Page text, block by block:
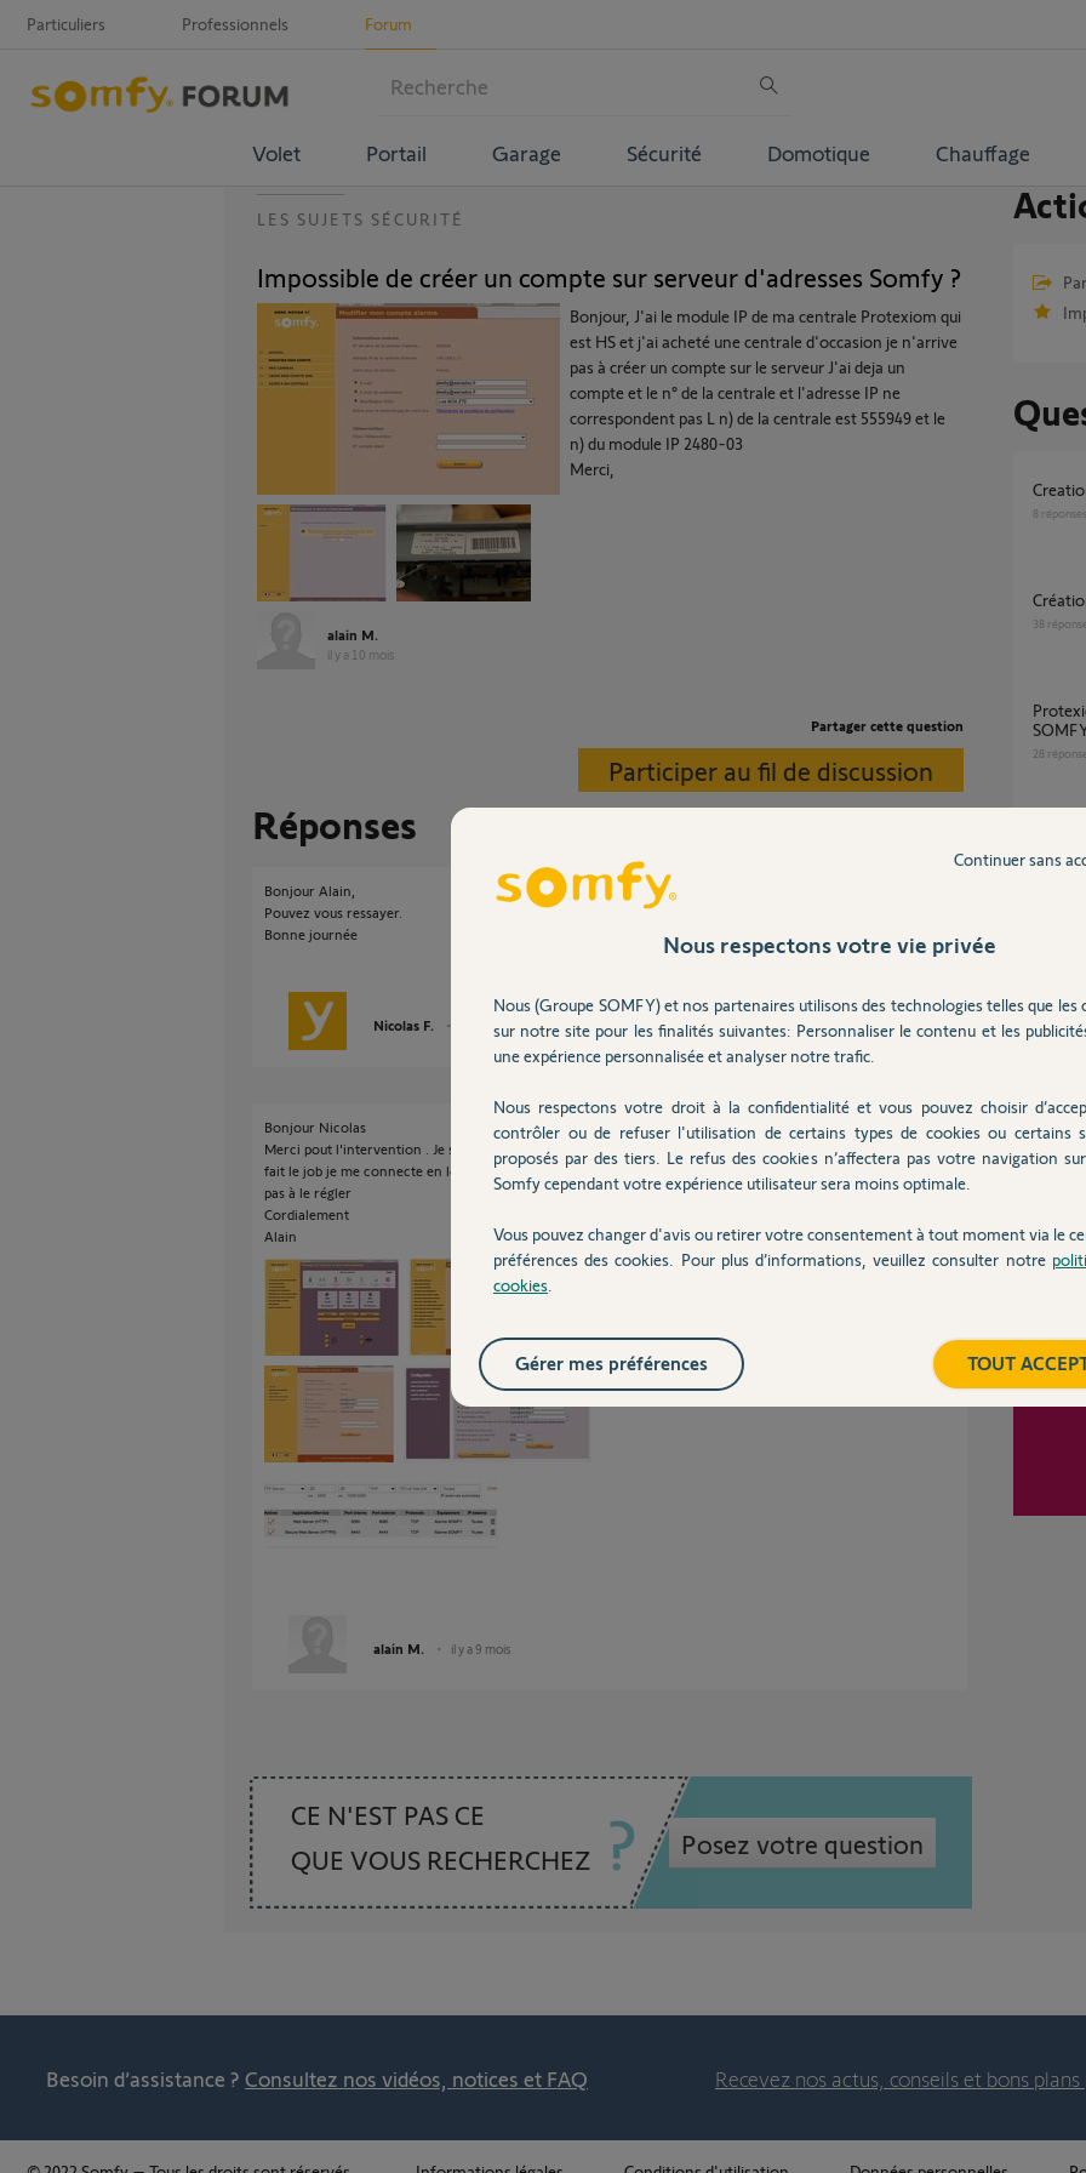
Particuliers Professionnels Forum
Volet Portail Garage Sécurité Domotique Chauffage
LES SUJETS SÉCURITÉ
Impossible de créer un compte sur serveur d'adresses Somfy ?
Bonjour, J'ai le module IP de ma centrale Protexiom qui
est HS et j'ai acheté une centrale d'occasion je n'arrive
pas à créer un compte sur le serveur J'ai deja un
compte et le n° de la centrale et l'adresse IP ne
correspondent pas L n) de la centrale est 555949 et le
n) du module IP 2480-03
Merci,
alain M.
il y a 10 mois
Partager cette question
Participer au fil de discussion
Réponses
Bonjour Alain,
Pouvez vous ressayer.
Bonne journée
Nicolas F. il y a 9 mois
Bonjour Nicolas
Merci pout l'intervention . Je suis arrivé à créer un compte sur alarmesomfy.net l'alarme
fait le job je me connecte en local et a distance par contre j'ai un défaut DNS et je n'arrive
pas à le régler
Cordialement
Alain
alain M. il y a 9 mois
CE N'EST PAS CE
QUE VOUS RECHERCHEZ
Posez votre question
8 réponses
38
Protexiom-Protexial sans serveur DNS
28
10
Besoin d’assistance ? Consultez nos vidéos, notices et FAQ Recevez nos actus, conseils et bons
Nous respectons votre vie privée
Nous (Groupe SOMFY) et nos partenaires utilisons des technologies telles que les
sur notre site pour les finalités suivantes: Personnaliser le contenu et les
une expérience personnalisée et analyser notre trafic.
Nous respectons votre droit à la confidentialité et vous pouvez choisir
contrôler ou de refuser l'utilisation de certains types de cookies ou certains
proposés par des tiers. Le refus des cookies n’affectera pas votre navigation
Somfy cependant votre expérience utilisateur sera moins optimale.
Vous pouvez changer d'avis ou retirer votre consentement à tout moment via le
préférences des cookies. Pour plus d’informations, veuillez consulter notre
cookies
Continuer sans
TOUT
Gérer mes préférences